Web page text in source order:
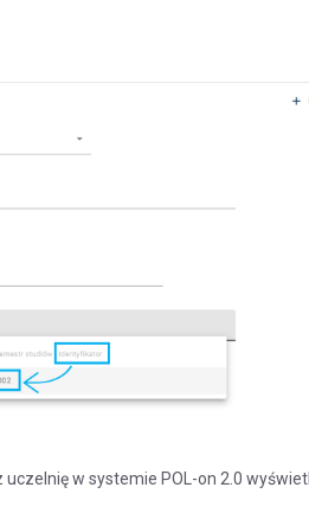
w systemie POL-on 2.0